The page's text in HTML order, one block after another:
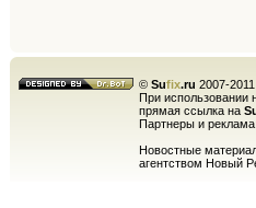
© Sufix.ru 2007-2011
При использовании
прямая ссылка на
Партнеры и реклама:
Новостные
агентством Новый